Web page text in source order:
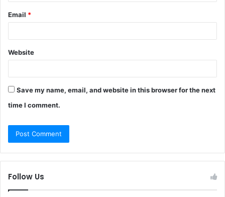
Email *
Website
Save my name, email, and website in this browser for the next
time I comment.
Follow Us